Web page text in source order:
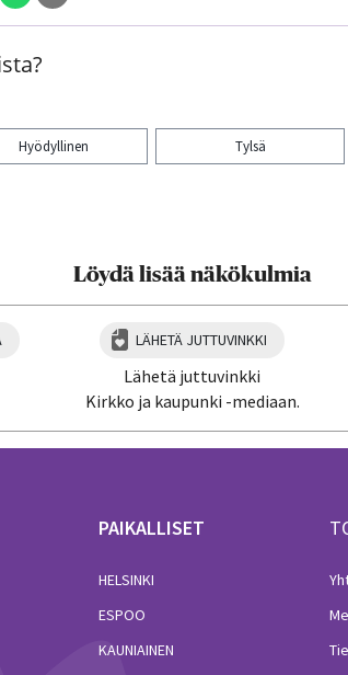
Hyödyllinen Tylsä
Löydä lisää näkökulmia
LÄHETÄ JUTTUVINKKI
Lähetä juttuvinkki
Kirkko ja kaupunki -mediaan.
PAIKALLISET
HELSINKI
ESPOO
KAUNIAINEN